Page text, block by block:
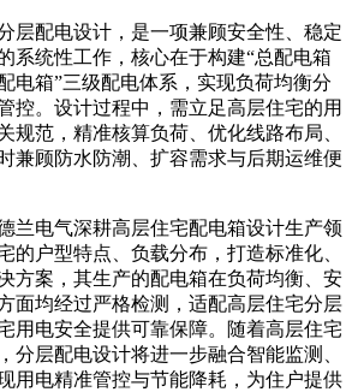
层配电设计，是一项兼顾安全性、稳定
系统性工作，核心在于构建“总配电箱
箱”三级配电体系，实现负荷均衡分
控。设计过程中，需立足高层住宅的用
规范，精准核算负荷、优化线路布局、
兼顾防水防潮、扩容需求与后期运维便
兰电气深耕高层住宅配电箱设计生产领
的户型特点、负载分布，打造标准化、
方案，其生产的配电箱在负荷均衡、安
面均经过严格检测，适配高层住宅分层
用电安全提供可靠保障。随着高层住宅
分层配电设计将进一步融合智能监测、
用电精准管控与节能降耗，为住户提供